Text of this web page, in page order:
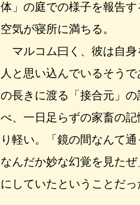
体」の庭での様子を報告
空気が寝所に満ちる。
マルコム曰く、彼は自身
人と思い込んでいるそう
の長きに渡る「接合元」
べ、一日足らずの家畜の
り軽い。「鏡の間なんて
なんだか妙な幻覚を見た
にしていたということだっ